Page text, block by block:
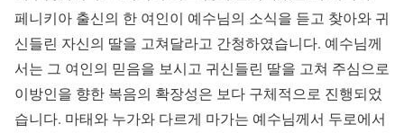
페니키아 출신의 한 여인이 예수님의 소식을 듣고 찾아와 귀
신들린 자신의 딸을 고쳐달라고 간청하였습니다. 예수님께
서는 그 여인의 믿음을 보시고 귀신들린 딸을 고쳐 주심으로
이방인을 향한 복음의 확장성은 보다 구체적으로 진행되었
습니다. 마태와 누가와 다르게 마가는 예수님께서 두로에서